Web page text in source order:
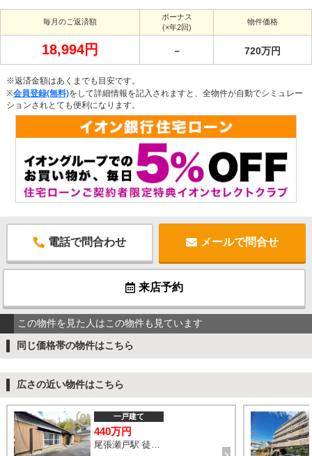
毎月のご返済額
ボーナス
(×年2回)
物件価格
18,994円 － 720万円
※返済金額はあくまでも目安です。
※会員登録(無料)をして詳細情報を記入されますと、全物件が自動でシミュレー
ションされとても便利になります。
電話で問合わせ メールで問合せ
来店予約
この物件を見た人はこの物件も見ています
同じ価格帯の物件はこちら
広さの近い物件はこちら
一戸建て
440万円
尾張瀬戸駅 徒歩24分